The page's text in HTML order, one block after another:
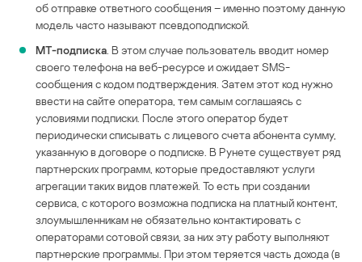
об отправке ответного сообщения – именно поэтому данную
модель часто называют псевдоподпиской.
МТ-подписка. В этом случае пользователь вводит номер
своего телефона на веб-ресурсе и ожидает SMS-
сообщения с кодом подтверждения. Затем этот код нужно
ввести на сайте оператора, тем самым соглашаясь с
условиями подписки. После этого оператор будет
периодически списывать с лицевого счета абонента сумму,
указанную в договоре о подписке. В Рунете существует ряд
партнерских программ, которые предоставляют услуги
агрегации таких видов платежей. То есть при создании
сервиса, с которого возможна подписка на платный контент,
злоумышленникам не обязательно контактировать с
операторами сотовой связи, за них эту работу выполняют
партнерские программы. При этом теряется часть дохода (в